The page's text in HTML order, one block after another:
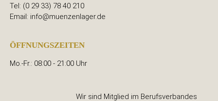
Tel: (0 29 33) 78 40 210
Email: info@muenzenlager.de
ÖFFNUNGSZEITEN
Mo.-Fr.: 08:00 - 21:00 Uhr
Wir sind Mitglied im Berufsverbandes